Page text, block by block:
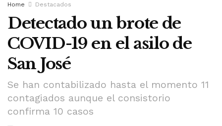
Home Destacados
Detectado un brote de
COVID-19 en el asilo de
San José
Se han contabilizado hasta el momento 11
contagiados aunque el consistorio
confirma 10 casos